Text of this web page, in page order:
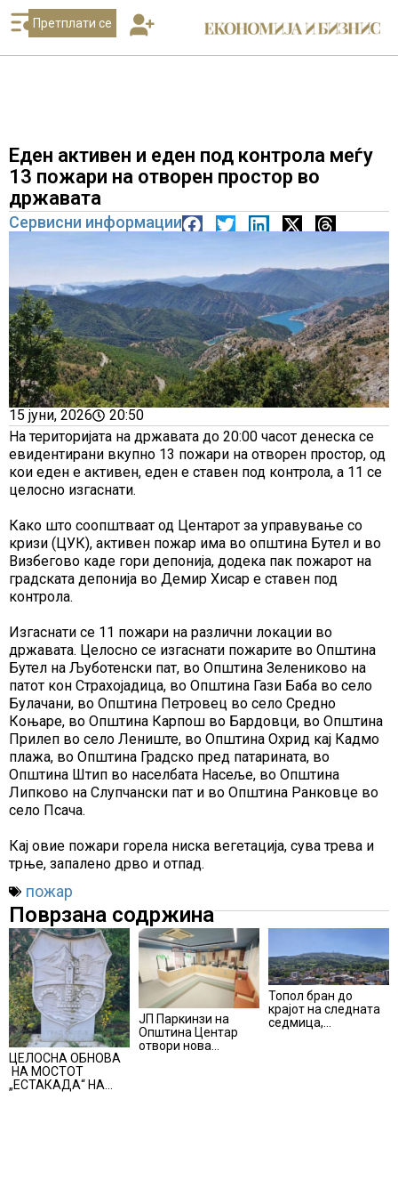
Претплати се
Еден активен и еден под контрола меѓу
13 пожари на отворен простор во
државата
Сервисни информации
15 јуни, 2026
20:50
На територијата на државата до 20:00 часот денеска се
евидентирани вкупно 13 пожари на отворен простор, од
кои еден е активен, еден е ставен под контрола, а 11 се
целосно изгаснати.
Како што соопштваат од Центарот за управување со
кризи (ЦУК), активен пожар има во општина Бутел и во
Визбегово каде гори депонија, додека пак пожарот на
градската депонија во Демир Хисар е ставен под
контрола.
Изгаснати се 11 пожари на различни локации во
државата. Целосно се изгаснати пожарите во Општина
Бутел на Љуботенски пат, во Општина Зелениково на
патот кон Страхојадица, во Општина Гази Баба во село
Булачани, во Општина Петровец во село Средно
Коњаре, во Општина Карпош во Бардовци, во Општина
Прилеп во село Лениште, во Општина Охрид кај Кадмо
плажа, во Општина Градско пред патарината, во
Општина Штип во населбата Насеље, во Општина
Липково на Слупчански пат и во Општина Ранковце во
село Псача.
Кај овие пожари горела ниска вегетација, сува трева и
трње, запалено дрво и отпад.
пожар
Поврзана содржина
ЦЕЛОСНА ОБНОВА
НА МОСТОТ
„ЕСТАКАДА“ НА
ЈП Паркинзи на
Општина Центар
отвори нова
Топол бран до
крајот на следната
седмица,